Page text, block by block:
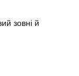
зовні й